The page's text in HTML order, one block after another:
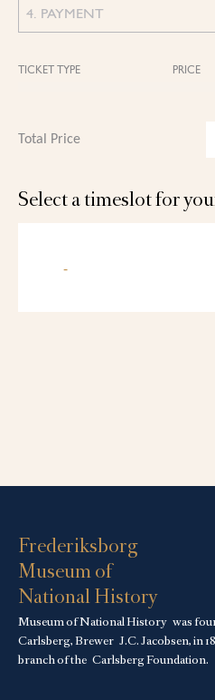
4. PAYMENT
TICKET TYPE PRICE
Total Price
Select a timeslot for
-
Frederiksborg
Museum of
National History
Museum of National History was
Carlsberg, Brewer J.C. Jacobsen, in
branch of the Carlsberg Foundation.